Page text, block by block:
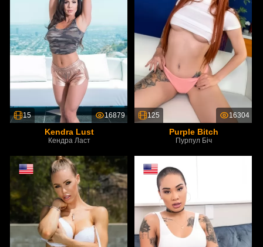
15 16879
Kendra Lust
Кендра Ласт
125 16304
Purple Bitch
Пурпул Біч